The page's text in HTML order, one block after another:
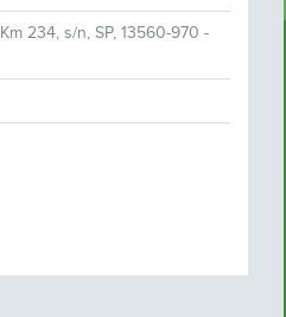
234, s/n, SP, 13560-970 -